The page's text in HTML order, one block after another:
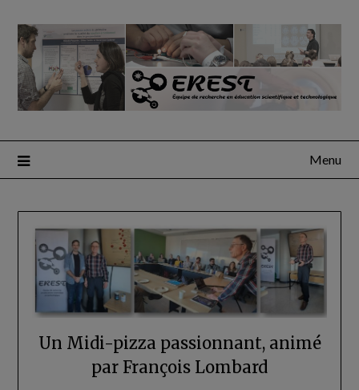
Menu
Un Midi-pizza passionnant, animé
par François Lombard